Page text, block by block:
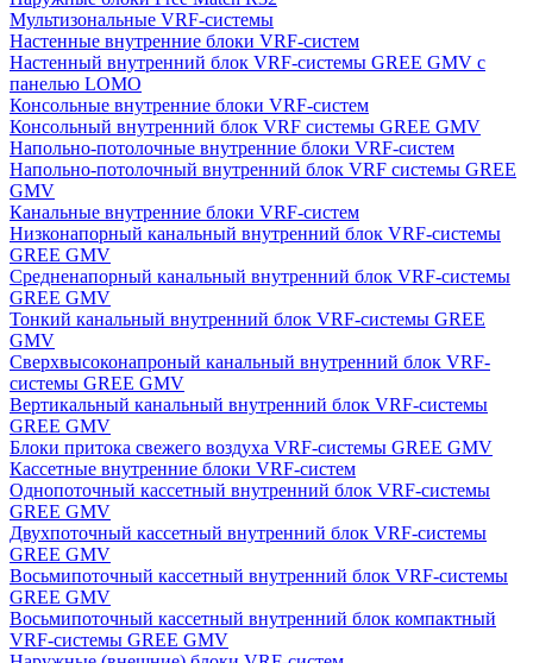
Мультизональные VRF-системы
Настенные внутренние блоки VRF-систем
Настенный внутренний блок VRF-системы GREE GMV с
панелью LOMO
Консольные внутренние блоки VRF-систем
Консольный внутренний блок VRF системы GREE GMV
Напольно-потолочные внутренние блоки VRF-систем
Напольно-потолочный внутренний блок VRF системы GREE
GMV
Канальные внутренние блоки VRF-систем
Низконапорный канальный внутренний блок VRF-системы
GREE GMV
Средненапорный канальный внутренний блок VRF-системы
GREE GMV
Тонкий канальный внутренний блок VRF-системы GREE
GMV
Сверхвысоконапроный канальный внутренний блок VRF-
системы GREE GMV
Вертикальный канальный внутренний блок VRF-системы
GREE GMV
Блоки притока свежего воздуха VRF-системы GREE GMV
Кассетные внутренние блоки VRF-систем
Однопоточный кассетный внутренний блок VRF-системы
GREE GMV
Двухпоточный кассетный внутренний блок VRF-системы
GREE GMV
Восьмипоточный кассетный внутренний блок VRF-системы
GREE GMV
Восьмипоточный кассетный внутренний блок компактный
VRF-системы GREE GMV